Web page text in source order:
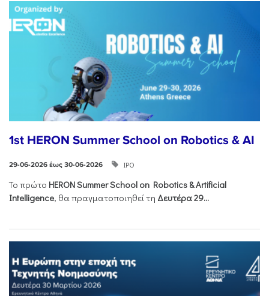
1st HERON Summer School on Robotics & AI
29-06-2026 έως 30-06-2026 ΙΡΟ
Το πρώτο HERONSummerSchool on Robotics &Artificial
Intelligence, θα πραγματοποιηθεί τη Δευτέρα 29...